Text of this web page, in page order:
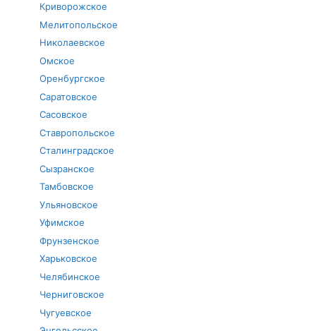
Криворожское
Мелитопольское
Николаевское
Омское
Оренбургское
Саратовское
Сасовское
Ставропольское
Сталинградское
Сызранское
Тамбовское
Ульяновское
Уфимское
Фрунзенское
Харьковское
Челябинское
Черниговское
Чугуевское